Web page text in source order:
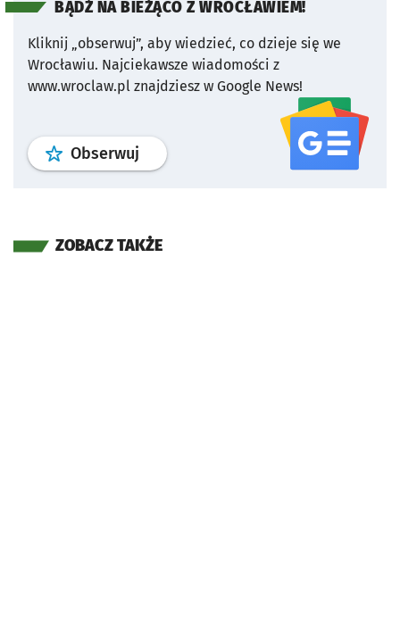
BĄDŹ NA BIEŻĄCO Z WROCŁAWIEM!
Kliknij „obserwuj”, aby wiedzieć, co dzieje się we
Wrocławiu. Najciekawsze wiadomości z
www.wroclaw.pl znajdziesz w Google News!
Obserwuj profil serwisu
ZOBACZ TAKŻE